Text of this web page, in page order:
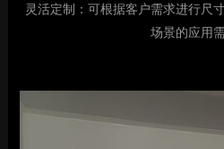
灵活定制：可根据客户需求进行尺
场景的应用需